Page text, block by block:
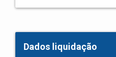
Dados liquidação